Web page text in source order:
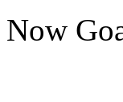
Now